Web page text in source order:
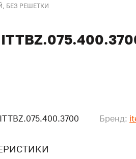
БЕЗ РЕШЕТКИ
ITTBZ.075.400.3700 Бренд: